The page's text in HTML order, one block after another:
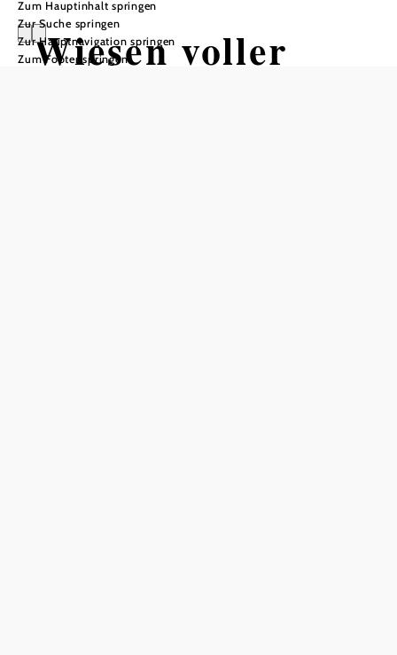
Zum Hauptinhalt springen
Zur Suche springen
Zur Hauptnavigation springen
Zum Footer springen
Wiesen voller